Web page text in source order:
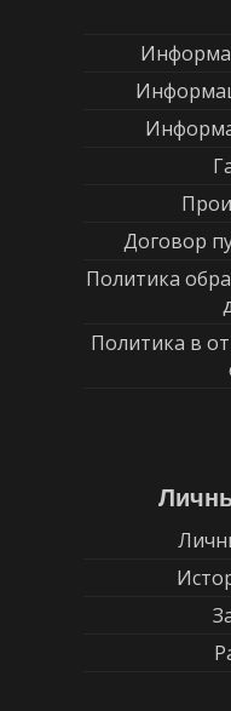
Договор
Политика
Политика в